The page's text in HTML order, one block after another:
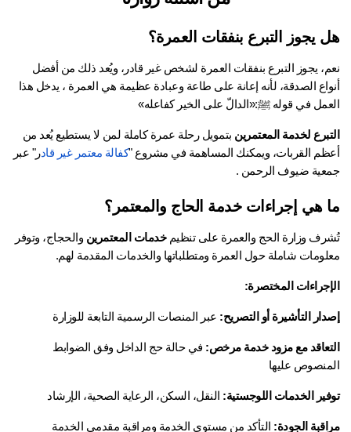
يجوز التبرع بنفقات العمرة؟
نعم، يجوز التبرع بنفقات العمرة لشخص غير قادر، ويُعد ذلك من أفضل
أنواع الصدقة، لأنه إعانة على طاعة وعبادة عظيمة هي العمرة ، يدخل هذا
في قوله ﷺ:«الدالّ على الخير كفاعله»
لخدمة المعتمرين
بتمويل رحلة عمرة كاملة لمن لا يستطيع يُعد من
القربات، ويمكنك المساهمة في مشروع " كفالة معتمر غير قادر
" عبر
ضيوف الرحمن .
هي إجراءات خدمة الحاج والمعتمر؟
وزارة الحج والعمرة على تنظيم خدمات المعتمرين
والحجاج، وتوفر
شاملة حول العمرة ومتطلباتها والخدمات المقدمة لهم.
المختصرة:
التأشيرة أو التصريح: عبر المنصات الرسمية التابعة للوزارة
مع مزود خدمة مرخص:
في حالة حج الداخل وفق الضوابط
عليها
الخدمات اللوجستية: النقل، السكن، الرعاية الصحية، الإرشاد
الجودة:
التأكد من مستوى الخدمة ومراقبة مقدمي الخدمة